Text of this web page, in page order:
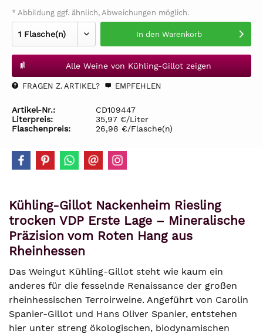
* Abbildung ggf. ähnlich, Abweichungen möglich.
In den Warenkorb
Alle Weine von Kühling-Gillot zeigen
FRAGEN Z. ARTIKEL? EMPFEHLEN
Artikel-Nr.:
CD109447
Literpreis:
35,97 €/Liter
Flaschenpreis:
26,98 €/Flasche(n)
Kühling-Gillot Nackenheim Riesling
trocken VDP Erste Lage – Mineralische
Präzision vom Roten Hang aus
Rheinhessen
Das Weingut Kühling-Gillot steht wie kaum ein
anderes für die fesselnde Renaissance der großen
rheinhessischen Terroirweine. Angeführt von Carolin
Spanier-Gillot und Hans Oliver Spanier, entstehen
hier unter streng ökologischen, biodynamischen